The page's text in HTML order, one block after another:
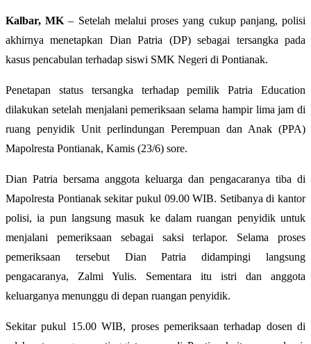
Kalbar, MK – Setelah melalui proses yang cukup panjang, polisi
akhirnya menetapkan Dian Patria (DP) sebagai tersangka pada
kasus pencabulan terhadap siswi SMK Negeri di Pontianak.
Penetapan status tersangka terhadap pemilik Patria Education
dilakukan setelah menjalani pemeriksaan selama hampir lima jam di
ruang penyidik Unit perlindungan Perempuan dan Anak (PPA)
Mapolresta Pontianak, Kamis (23/6) sore.
Dian Patria bersama anggota keluarga dan pengacaranya tiba di
Mapolresta Pontianak sekitar pukul 09.00 WIB. Setibanya di kantor
polisi, ia pun langsung masuk ke dalam ruangan penyidik untuk
menjalani pemeriksaan sebagai saksi terlapor. Selama proses
pemeriksaan tersebut Dian Patria didampingi langsung
pengacaranya, Zalmi Yulis. Sementara itu istri dan anggota
keluarganya menunggu di depan ruangan penyidik.
Sekitar pukul 15.00 WIB, proses pemeriksaan terhadap dosen di